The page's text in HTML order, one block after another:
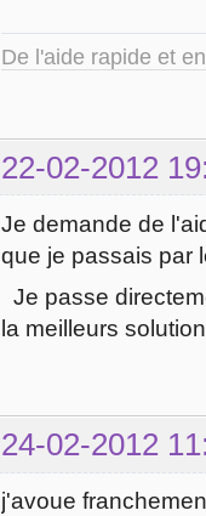
De l'aide rapide et
22-02-2012
Je demande de
que je passais par
Je passe
la meilleurs
24-02-2012
j'avoue